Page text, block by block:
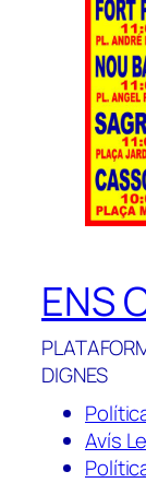
ENS
DIGNES
Avís